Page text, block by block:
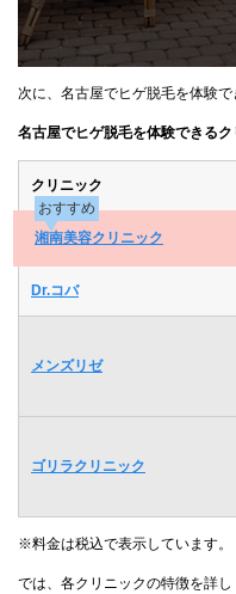
次に、名古屋でヒゲ脱毛を体験
名古屋でヒゲ脱毛を体験できるク
クリニック
おすすめ
湘南美容クリニック
Dr.コバ
メンズリゼ
ゴリラクリニック
※料金は税込で表示しています。
では、各クリニックの特徴を詳し